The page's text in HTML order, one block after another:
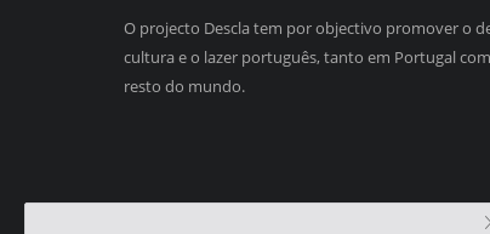
O projecto Descla tem por objectivo promover o
cultura e o lazer português, tanto em Portugal
resto do mundo.